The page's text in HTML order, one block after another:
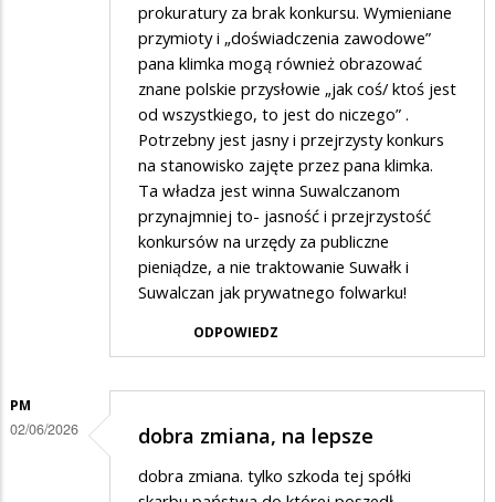
prokuratury za brak konkursu. Wymieniane
przymioty i „doświadczenia zawodowe”
pana klimka mogą również obrazować
znane polskie przysłowie „jak coś/ ktoś jest
od wszystkiego, to jest do niczego” .
Potrzebny jest jasny i przejrzysty konkurs
na stanowisko zajęte przez pana klimka.
Ta władza jest winna Suwalczanom
przynajmniej to- jasność i przejrzystość
konkursów na urzędy za publiczne
pieniądze, a nie traktowanie Suwałk i
Suwalczan jak prywatnego folwarku!
ODPOWIEDZ
PM
02/06/2026 dobra zmiana, na lepsze
dobra zmiana. tylko szkoda tej spółki